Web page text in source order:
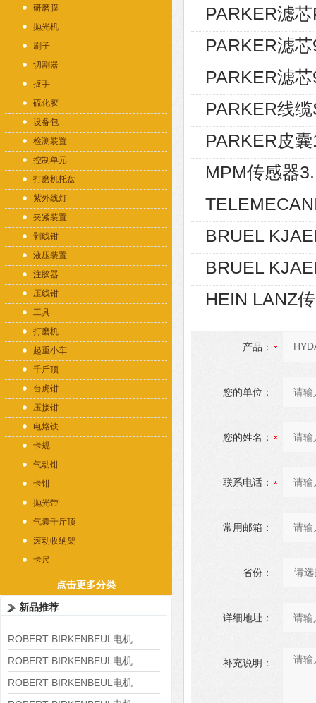
研磨膜
抛光机
刷子
切割器
扳手
硫化胶
设备包
检测装置
控制单元
打磨机托盘
紫外线灯
夹紧装置
剥线钳
液压装置
注胶器
压线钳
工具
打磨机
起重小车
千斤顶
台虎钳
压接钳
电烙铁
卡规
气动钳
卡钳
抛光带
气囊千斤顶
滚动收纳架
卡尺
点击更多分类
新品推荐
ROBERT BIRKENBEUL电机
8APE225M-4-IE3
ROBERT BIRKENBEUL电机
8APE180L-4 IE3
ROBERT BIRKENBEUL电机
PARKER滤
PARKER滤
PARKER滤
PARKER线
PARKER皮
MPM传感器
BRUEL
BRUEL
HEIN LANZ
产品：
您的单位：
您的姓名：
联系电话：
常用邮箱：
省份：
详细地址：
补充说明：